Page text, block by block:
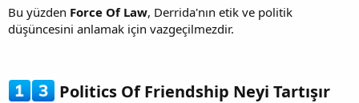
Bu yüzden Force Of Law, Derrida'nın etik ve politik
düşüncesini anlamak için vazgeçilmezdir.
Politics Of Friendship Neyi Tartışır